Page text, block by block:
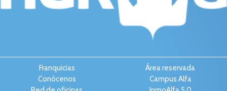
Franquicias
Conócenos
Área reservada
Campus Alfa